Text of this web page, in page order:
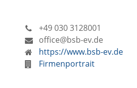
+49 030 3128001
office@bsb-ev.de
https://www.bsb-ev.de
Firmenportrait